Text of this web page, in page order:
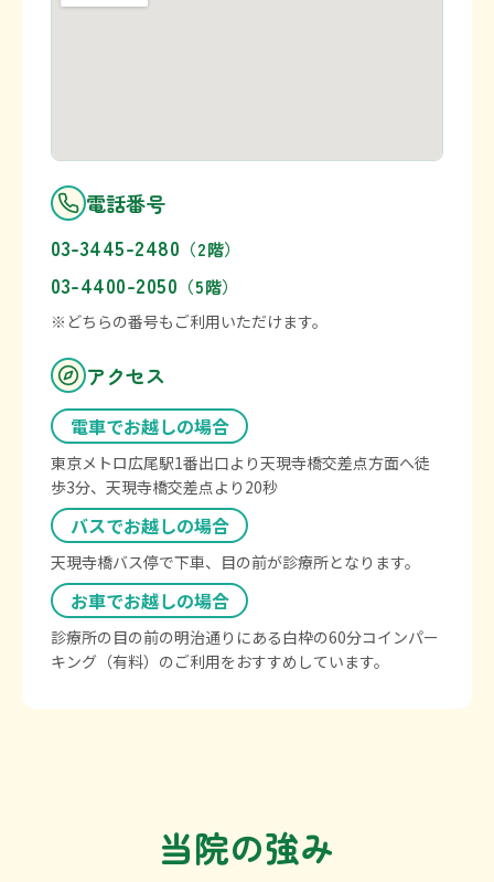
電話番号
03-3445-2480 （2階）
03-4400-2050 （5階）
※どちらの番号もご利用いただけます。
アクセス
電車でお越しの場合
東京メトロ広尾駅1番出口より天現寺橋交差点方面へ徒
歩3分、天現寺橋交差点より20秒
バスでお越しの場合
天現寺橋バス停で下車、目の前が診療所となります。
お車でお越しの場合
診療所の目の前の明治通りにある白枠の60分コインパー
キング（有料）のご利用をおすすめしています。
当院の強み